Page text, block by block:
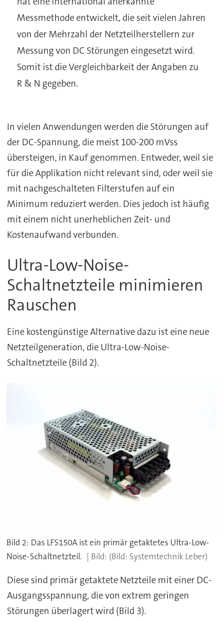
Messmethode entwickelt, die seit vielen Jahren
von der Mehrzahl der Netzteilherstellern zur
Messung von DC Störungen eingesetzt wird.
Somit ist die Vergleichbarkeit der Angaben zu
R & N gegeben.
In vielen Anwendungen werden die Störungen auf
der DC-Spannung, die meist 100-200 mVss
übersteigen, in Kauf genommen. Entweder, weil sie
für die Applikation nicht relevant sind, oder weil sie
mit nachgeschalteten Filterstufen auf ein
Minimum reduziert werden. Dies jedoch ist häufig
mit einem nicht unerheblichen Zeit- und
Kostenaufwand verbunden.
Ultra-Low-Noise-
Schaltnetzteile minimieren
Rauschen
Eine kostengünstige Alternative dazu ist eine neue
Netzteilgeneration, die Ultra-Low-Noise-
Schaltnetzteile (Bild 2).
Bild 2: Das LFS150A ist ein primär getaktetes Ultra-Low-
Noise-Schaltnetzteil.
(Bild: Systemtechnik Leber)
Diese sind primär getaktete Netzteile mit einer DC-
Ausgangsspannung, die von extrem geringen
Störungen überlagert wird (Bild 3).